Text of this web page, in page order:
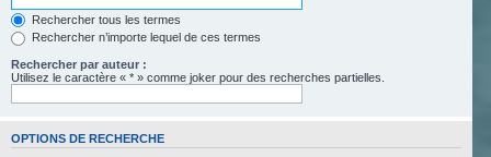
Rechercher tous les termes
Rechercher n’importe lequel de ces termes
Rechercher par auteur :
Utilisez le caractère « * » comme joker pour des recherches partielles.
OPTIONS DE RECHERCHE